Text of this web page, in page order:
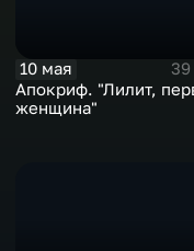
10 мая
Апокриф. "Лилит,
женщина"